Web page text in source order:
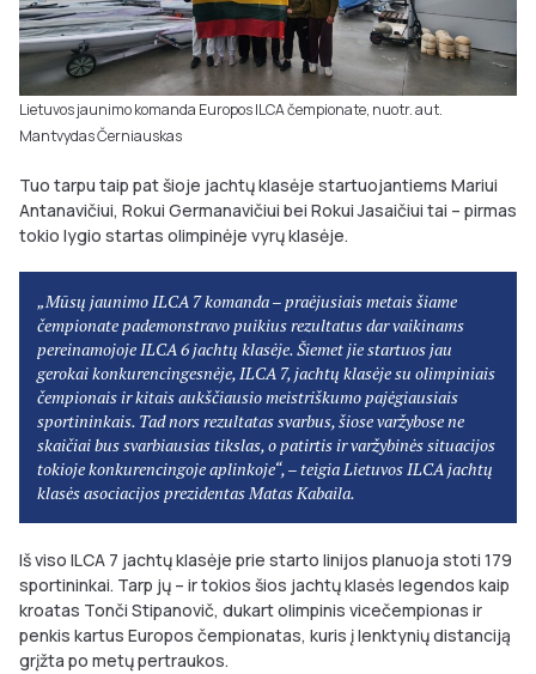
Lietuvos jaunimo komanda Europos ILCA čempionate, nuotr. aut.
Mantvydas Černiauskas
Tuo tarpu taip pat šioje jachtų klasėje startuojantiems Mariui
Antanavičiui, Rokui Germanavičiui bei Rokui Jasaičiui tai – pirmas
tokio lygio startas olimpinėje vyrų klasėje.
„Mūsų jaunimo ILCA 7 komanda – praėjusiais metais šiame
čempionate pademonstravo puikius rezultatus dar vaikinams
pereinamojoje ILCA 6 jachtų klasėje. Šiemet jie startuos jau
gerokai konkurencingesnėje, ILCA 7, jachtų klasėje su olimpiniais
čempionais ir kitais aukščiausio meistriškumo pajėgiausiais
sportininkais. Tad nors rezultatas svarbus, šiose varžybose ne
skaičiai bus svarbiausias tikslas, o patirtis ir varžybinės situacijos
tokioje konkurencingoje aplinkoje“, – teigia Lietuvos ILCA jachtų
klasės asociacijos prezidentas Matas Kabaila.
Iš viso ILCA 7 jachtų klasėje prie starto linijos planuoja stoti 179
sportininkai. Tarp jų – ir tokios šios jachtų klasės legendos kaip
kroatas Tonči Stipanovič, dukart olimpinis vicečempionas ir
penkis kartus Europos čempionatas, kuris į lenktynių distanciją
grįžta po metų pertraukos.